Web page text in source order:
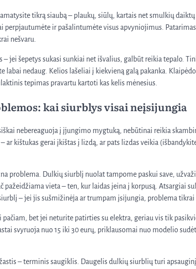
tikrą siaubą – plaukų, siūlų, kartais net smulkių
perpjautumėte ir pašalintumėte visus apvyniojimus.
nešvaru.
jei šepetys sukasi sunkiai net išvalius, galbūt reikia tepalo.
labai nedaug. Kelios lašeliai į kiekvieną galą pakanka.
tepimas pravartu kartoti kas kelis mėnesius.
kai siurblys visai neįsijungia
nebereaguoja į įjungimo mygtuką, nebūtinai reikia
ar kištukas gerai įkištas į lizdą, ar pats lizdas veikia
problema. Dulkių siurblį nuolat tampome paskui save,
pažeidžiama vieta – ten, kur laidas įeina į korpusą. Atsargiai
– jei jis sušmižinėja ar trumpam įsijungia, problema tikrai
pačiam, bet jei neturite patirties su elektra, geriau vis tik
svyruoja nuo 15 iki 30 eurų, priklausomai nuo modelio
– terminis saugiklis. Daugelis dulkių siurblių turi